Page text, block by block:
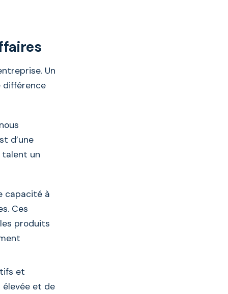
Un
différence
d’une
un
capacité à
Ces
produits
et
et de